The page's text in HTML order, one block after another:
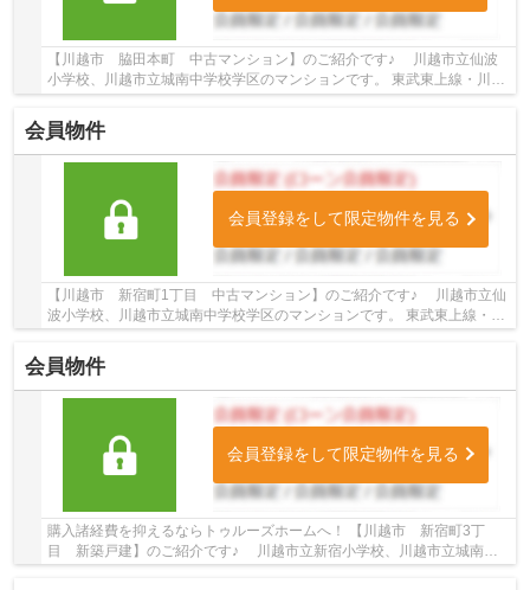
【川越市 脇田本町 中古マンション】のご紹介です♪ 川越市立仙波
小学校、川越市立城南中学校学区のマンションです。 東武東上線・川越
線沿線のマンション♪川越駅徒歩4分のマンショ...
会員物件
会員登録をして限定物件を見る
【川越市 新宿町1丁目 中古マンション】のご紹介です♪ 川越市立仙
波小学校、川越市立城南中学校学区のマンションです。 東武東上線・川
会員物件
会員登録をして限定物件を見る
購入諸経費を抑えるならトゥルーズホームへ！ 【川越市 新宿町3丁
目 新築戸建】のご紹介です♪ 川越市立新宿小学校、川越市立城南中